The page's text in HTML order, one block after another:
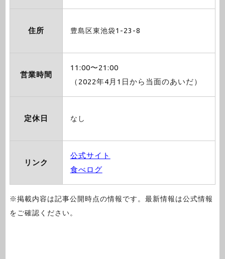
住所 豊島区東池袋1-23-8
営業時間
11:00〜21:00
（2022年4月1日から当面のあいだ）
定休日 なし
リンク
公式サイト
食べログ
※掲載内容は記事公開時点の情報です。最新情報は公式情報
をご確認ください。